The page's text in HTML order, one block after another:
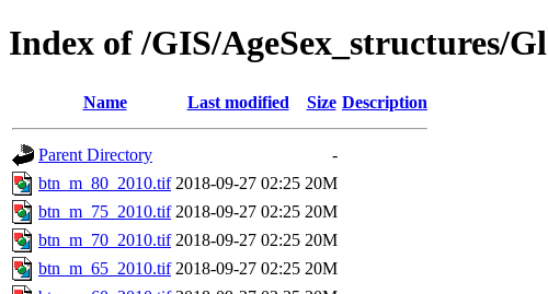
Index of /GIS/AgeSex_structures/
Name Last modified Size Description
Parent Directory
-
btn_m_80_2010.tif 2018-09-27 02:25 20M
btn_m_75_2010.tif 2018-09-27 02:25 20M
btn_m_70_2010.tif 2018-09-27 02:25 20M
btn_m_65_2010.tif 2018-09-27 02:25 20M